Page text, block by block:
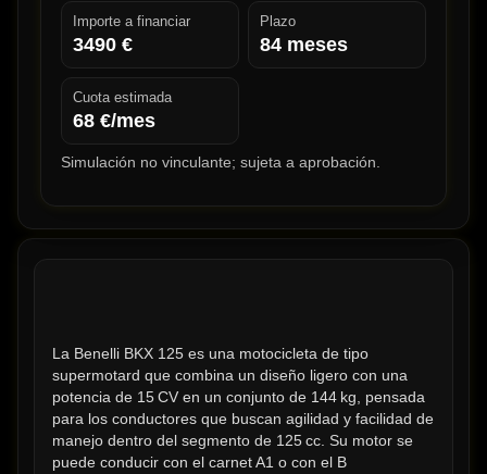
Importe a financiar
3490 €
Plazo
84 meses
Cuota estimada
68 €/mes
Simulación no vinculante; sujeta a aprobación.
La Benelli BKX 125 es una motocicleta de tipo
supermotard que combina un diseño ligero con una
potencia de 15 CV en un conjunto de 144 kg, pensada
para los conductores que buscan agilidad y facilidad de
manejo dentro del segmento de 125 cc. Su motor se
puede conducir con el carnet A1 o con el B